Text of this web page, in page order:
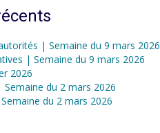
| Semaine du 9 mars 2026
| Semaine du 9 mars 2026
2026
Semaine du 2 mars 2026
du 2 mars 2026